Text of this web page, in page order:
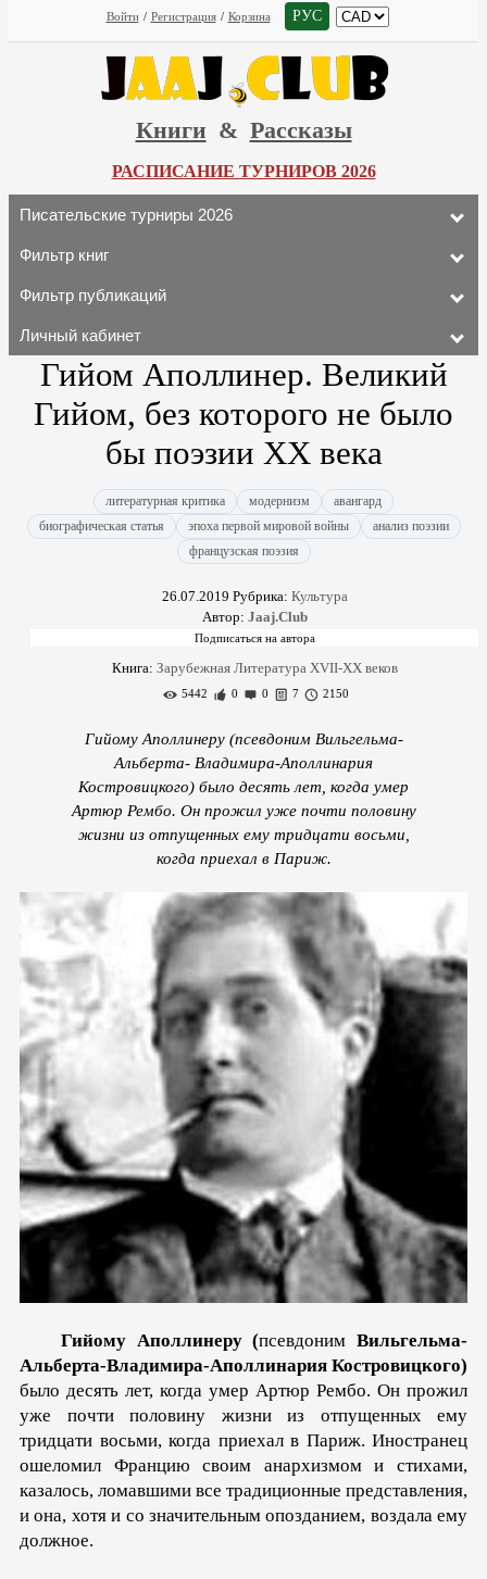
Войти / Регистрация / Корзина РУС
Книги & Рассказы
РАСПИСАНИЕ ТУРНИРОВ 2026
Писательские турниры 2026
Фильтр книг
Фильтр публикаций
Личный кабинет
Гийом Аполлинер. Великий
Гийом, без которого не было
бы поэзии XX века
литературная критика модернизм
авангард
биографическая статья
эпоха первой мировой войны
анализ поэзии
французская поэзия
26.07.2019 Рубрика: Культура
Автор: Jaaj.Club
Книга: Зарубежная Литература XVII-XX веков
5442 0 0 7 2150
Гийому Аполлинеру (псевдоним Вильгельма-
Альберта- Владимира-Аполлинария
Костровицкого) было десять лет, когда умер
Артюр Рембо. Он прожил уже почти половину
жизни из отпущенных ему тридцати восьми,
когда приехал в Париж.
Гийому Аполлинеру (псевдоним Вильгельма-
Альберта-Владимира-Аполлинария Костровицкого)
было десять лет, когда умер Артюр Рембо. Он прожил
уже почти половину жизни из отпущенных ему
тридцати восьми, когда приехал в Париж. Иностранец
ошеломил Францию своим анархизмом и стихами,
казалось, ломавшими все традиционные представления,
и она, хотя и со значительным опозданием, воздала ему
должное.